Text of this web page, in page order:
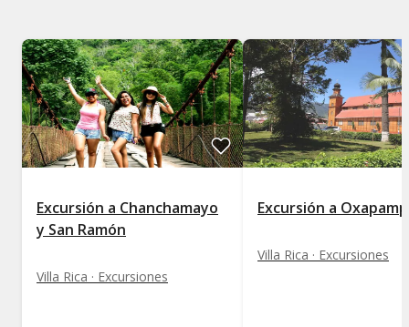
Excursión a Chanchamayo
y San Ramón
Villa Rica · Excursiones
Excursión a
Villa Rica · Excursiones